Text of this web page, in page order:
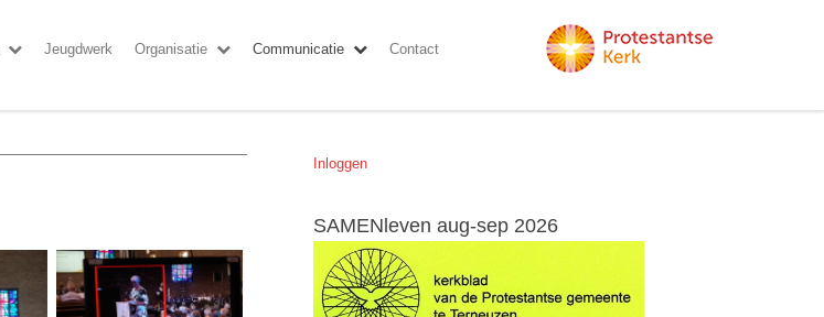
Jeugdwerk Organisatie Communicatie Contact
Inloggen
SAMENleven aug-sep 2026